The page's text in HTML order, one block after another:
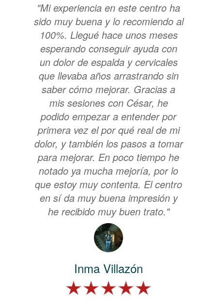
"Mi experiencia en este centro ha
sido muy buena y lo recomiendo al
100%. Llegué hace unos meses
esperando conseguir ayuda con
un dolor de espalda y cervicales
que llevaba años arrastrando sin
saber cómo mejorar. Gracias a
mis sesiones con César, he
podido empezar a entender por
primera vez el por qué real de mi
dolor, y también los pasos a tomar
para mejorar. En poco tiempo he
notado ya mucha mejoría, por lo
que estoy muy contenta. El centro
en sí da muy buena impresión y
he recibido muy buen trato."
Inma Villazón